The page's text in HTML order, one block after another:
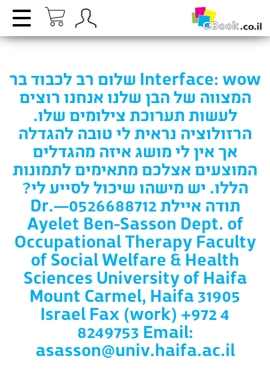
Interface: wow שלום רב לכבוד בר
המצווה של הבן שלנו אנחנו רוצים
לעשות תערוכת צילומים שלו.
הרזולוציה נראית לי טובה להגדלה
אך אין לי מושג איזה מהגדלים
המוצעים אצלכם מתאימים לתמונות
הללו. יש מישהו שיכול לסייע לי?
תודה איילת 0526688712—Dr.
Ayelet Ben-Sasson Dept. of
Occupational Therapy Faculty
of Social Welfare & Health
Sciences University of Haifa
Mount Carmel, Haifa 31905
Israel Fax (work) +972 4
8249753 Email:
asasson@univ.haifa.ac.il